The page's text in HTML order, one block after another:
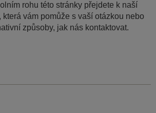
rohu této stránky přejdete k naší
vám pomůže s vaší otázkou nebo
způsoby, jak nás kontaktovat.